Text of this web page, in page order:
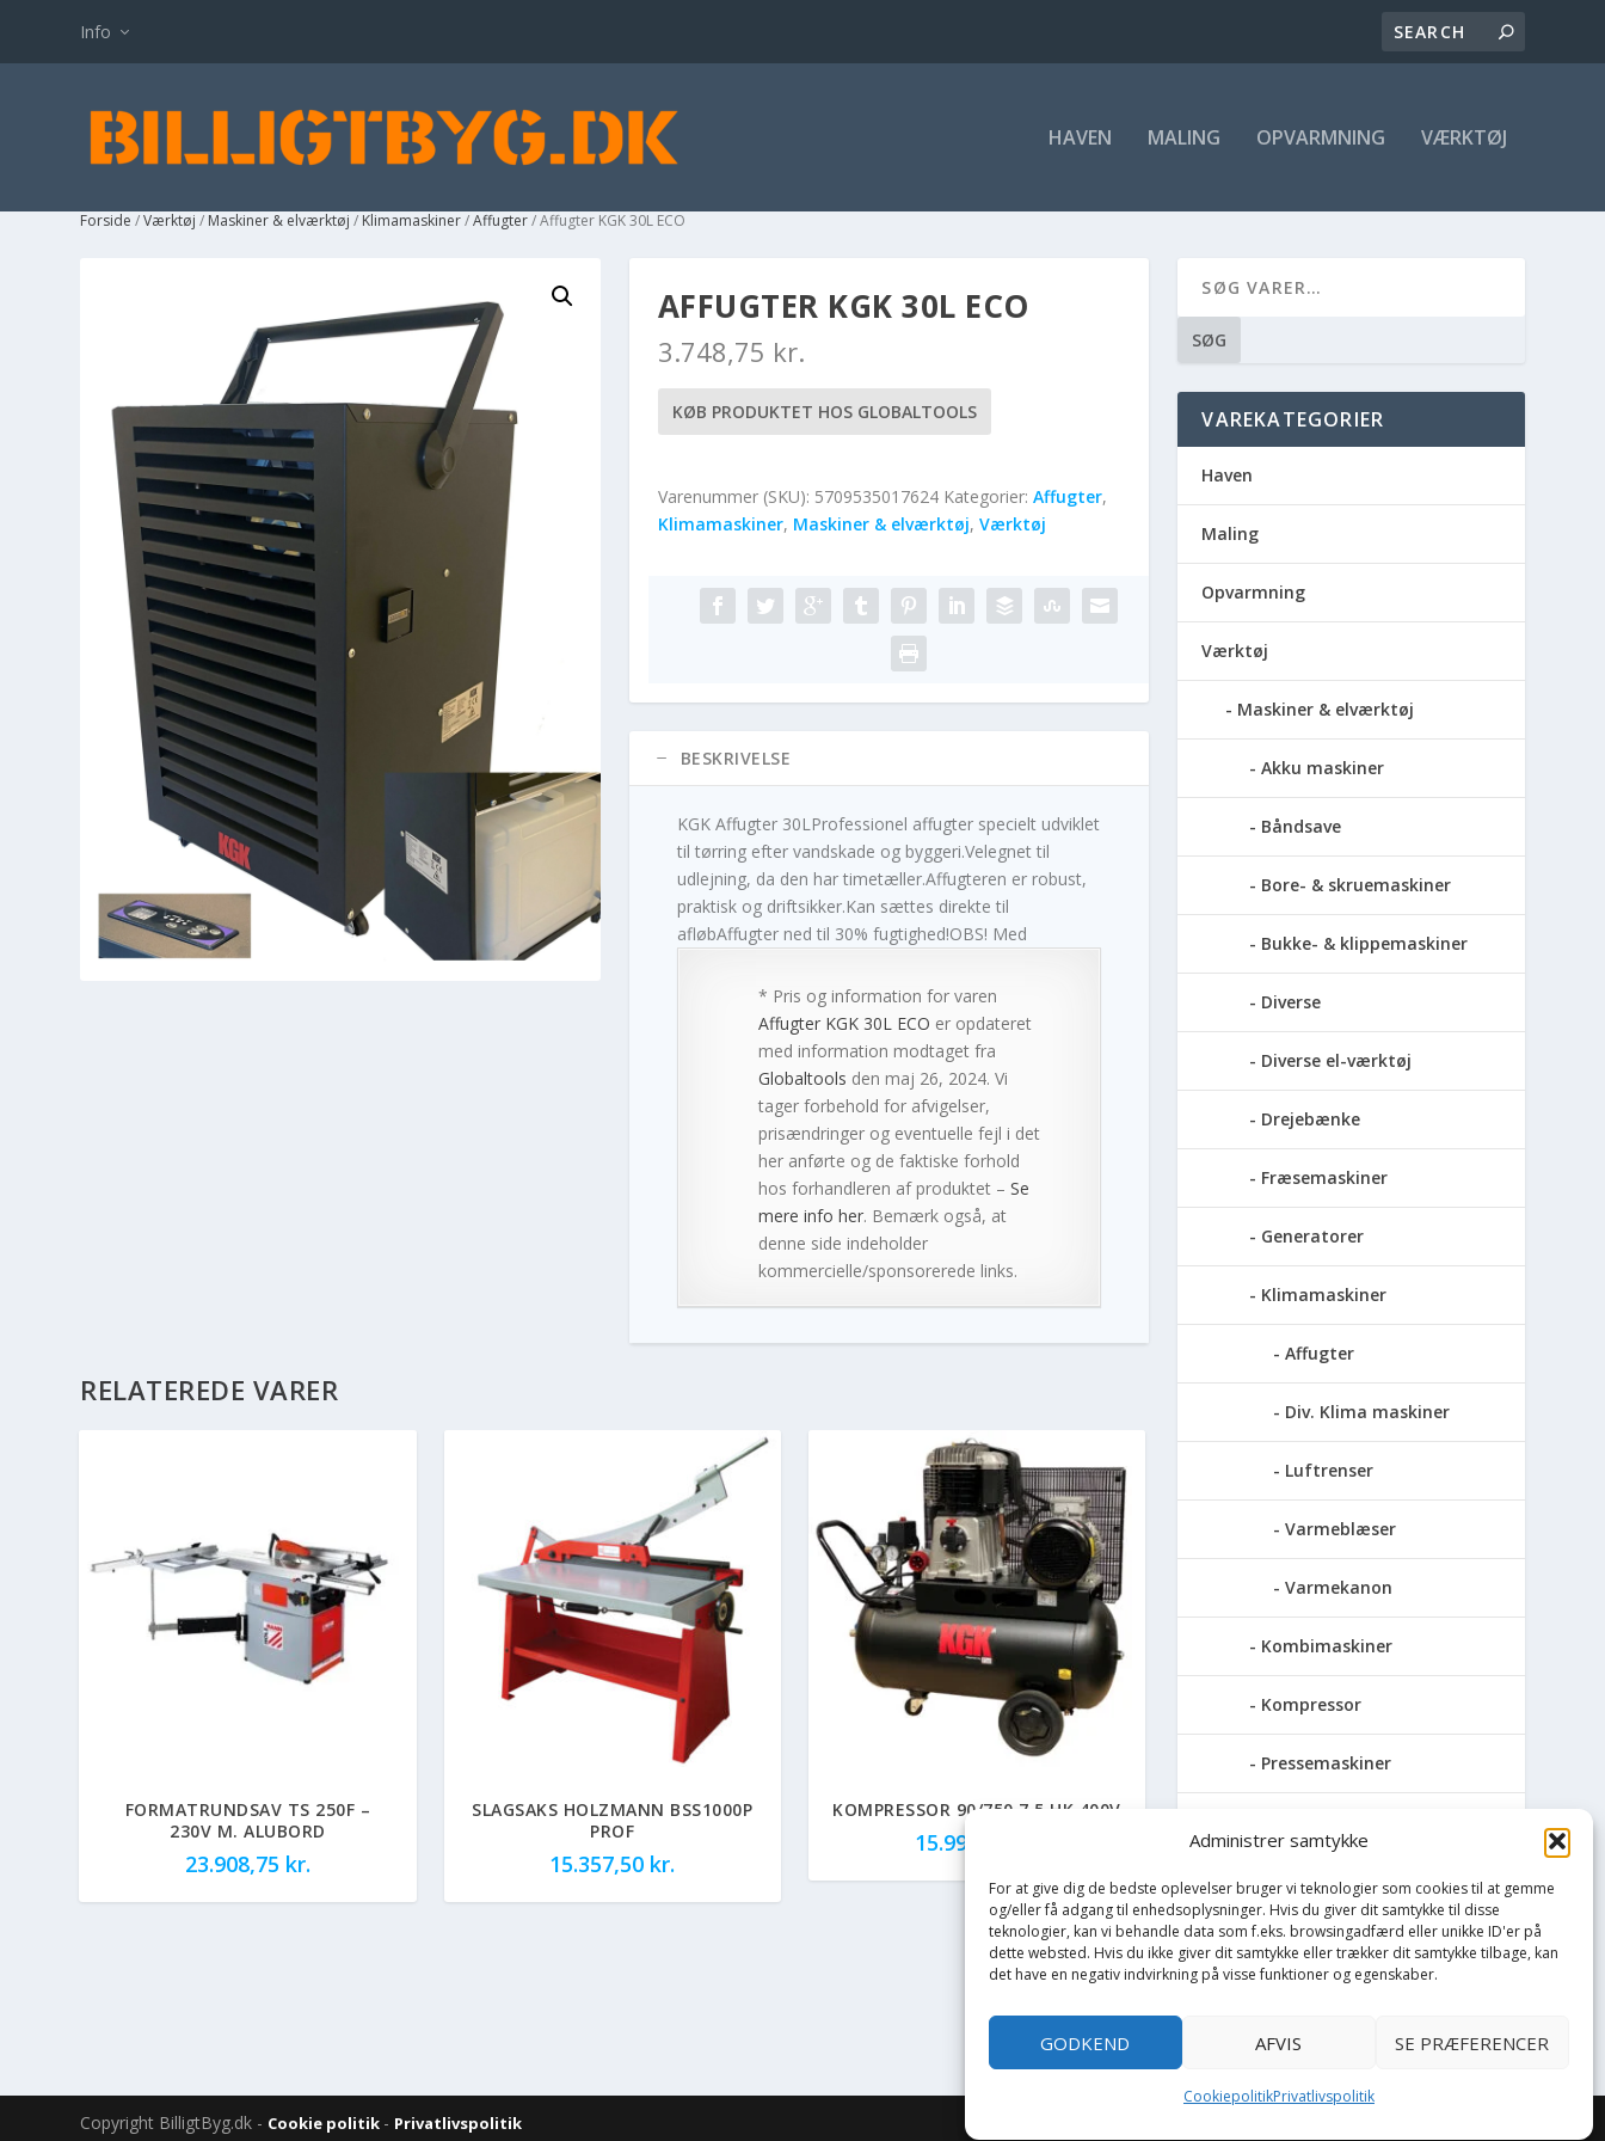
Administrer samtykke
For at give dig de bedste oplevelser bruger vi teknologier som cookies til at gemme
og/eller få adgang til enhedsoplysninger. Hvis du giver dit samtykke til disse
teknologier, kan vi behandle data som f.eks. browsingadfærd eller unikke ID'er på
dette websted. Hvis du ikke giver dit samtykke eller trækker dit samtykke tilbage, kan
det have en negativ indvirkning på visse funktioner og egenskaber.
GODKEND AFVIS SE PRÆFERENCER
CookiepolitikPrivatlivspolitik
Info
HAVEN MALING OPVARMNING VÆRKTØJ
Forside /Værktøj / Maskiner & elværktøj / Klimamaskiner/Affugter/ Affugter KGK 30L ECO
AFFUGTER KGK 30L ECO
3.748,75 kr.
KØB PRODUKTET HOS GLOBALTOOLS
Varenummer (SKU): 5709535017624 Kategorier: Affugter,
Klimamaskiner, Maskiner & elværktøj, Værktøj
BESKRIVELSE
KGK Affugter 30LProfessionel affugter specielt udviklet
til tørring efter vandskade og byggeri.Velegnet til
udlejning, da den har timetæller.Affugteren er robust,
praktisk og driftsikker.Kan sættes direkte til
afløbAffugter ned til 30% fugtighed!OBS! Med
* Pris og information for varen
Affugter KGK 30L ECO er opdateret
med information modtaget fra
Globaltools den maj 26, 2024. Vi
tager forbehold for afvigelser,
prisændringer og eventuelle fejl i det
her anførte og de faktiske forhold
hos forhandleren af produktet – Se
mere info her. Bemærk også, at
denne side indeholder
kommercielle/sponsorerede links.
RELATEREDE VARER
FORMATRUNDSAV TS 250F –
230V M. ALUBORD
23.908,75 kr.
SLAGSAKS HOLZMANN BSS1000P
PROF
15.357,50 kr.
KOMPRESSOR 90/750 7,5 HK 400V
15.999,00
SØG
VAREKATEGORIER
Haven
Maling
Opvarmning
Værktøj
Maskiner & elværktøj
Akku maskiner
Båndsave
Bore- & skruemaskiner
Bukke- & klippemaskiner
Diverse
Diverse el-værktøj
Drejebænke
Fræsemaskiner
Generatorer
Klimamaskiner
Affugter
Div. Klima maskiner
Luftrenser
Varmeblæser
Varmekanon
Kombimaskiner
Kompressor
Pressemaskiner
Slibemaskiner
Svejser
Copyright BilligtByg.dk - Cookie politik - Privatlivspolitik